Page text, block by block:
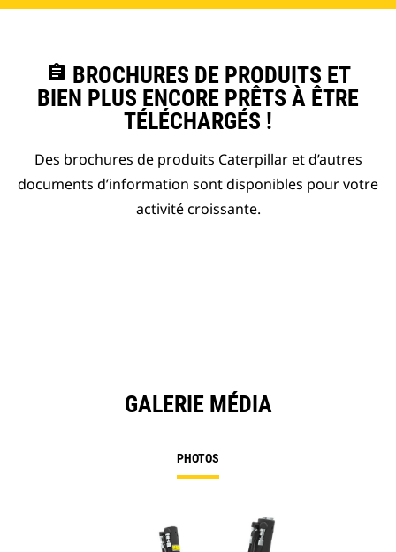
assignment BROCHURES DE PRODUITS ET
BIEN PLUS ENCORE PRÊTS À ÊTRE
TÉLÉCHARGÉS !
Des brochures de produits Caterpillar et d’autres
documents d’information sont disponibles pour votre
activité croissante.
GALERIE MÉDIA
PHOTOS